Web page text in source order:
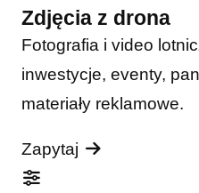
Zdjęcia z drona
Fotografia i video
inwestycje, eventy,
materiały reklamowe.
Zapytaj